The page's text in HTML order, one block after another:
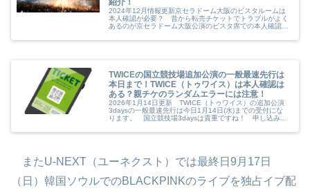
紹介！
2024年12月情報更新京セラドーム大阪のビスタルームは
本人確認が必要？ 昔から転売チケットでトラブルがよく
あるのが京セラドーム大阪公演のビスタ席での本人確認で
たり、SixTONE...
TWICEの国立競技場追加公演の一般最速先行は
本日まで！TWICE（トゥワイス）は本人確認は
ある？親チケのランダムエラーには注意！
2026年1月14日更新 TWICE（トゥワイス）の追加公演
3daysの一般最速先行は今日1月14日(水)までの受付にな
ります。 国立競技場3daysは貴重ですね！ 申し込みは
ンダムエラ...
またU-NEXT（ユーネクスト）では最終日9月17日
（日）韓国ソウルでのBLACKPINKのライブを独占イブ配